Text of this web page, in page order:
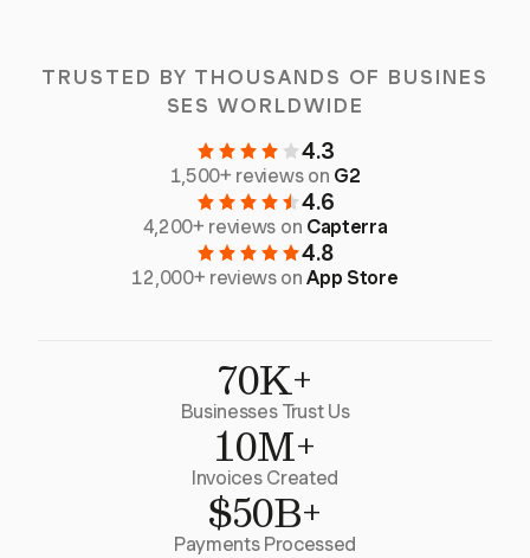
TRUSTED BY THOUSANDS OF BUSINES
SES WORLDWIDE
4.3
1,500+ reviews on G2
4.6
4,200+ reviews on Capterra
4.8
12,000+ reviews onApp Store
70K+
Businesses Trust Us
10M+
Invoices Created
$50B+
Payments Processed